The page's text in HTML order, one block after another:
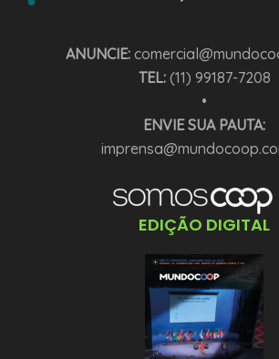
ANUNCIE:
TEL:(11) 99187-7208
•
ENVIE SUA PAUTA:
EDIÇÃO DIGITAL